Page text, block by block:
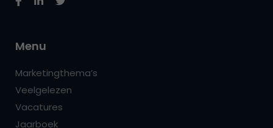
Menu
Marketingthema’s
Veelgelezen
Vacatures
Jaarboek